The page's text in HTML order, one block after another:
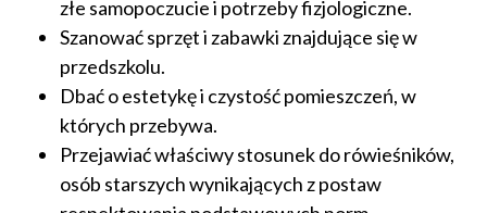
złe samopoczucie i potrzeby fizjologiczne.
Szanować sprzęt i zabawki znajdujące się w
przedszkolu.
Dbać o estetykę i czystość pomieszczeń, w
których przebywa.
Przejawiać właściwy stosunek do rówieśników,
osób starszych wynikających z postaw